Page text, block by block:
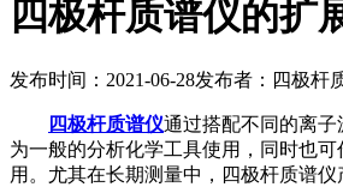
四极杆质谱仪的扩
发布时间：2021-06-28发布者：四极杆
四极杆质谱仪通过搭配不同的离
为一般的分析化学工具使用，同时也
用。尤其在长期测量中，四极杆质谱